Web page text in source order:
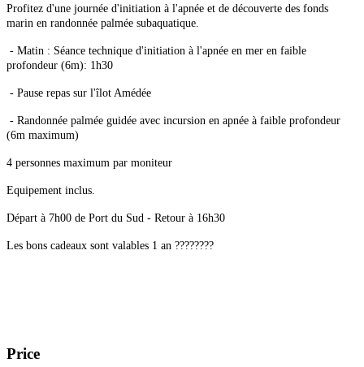
Profitez d'une journée d'initiation à l'apnée et de découverte des fonds
marin en randonnée palmée subaquatique.
- Matin : Séance technique d'initiation à l'apnée en mer en faible
profondeur (6m): 1h30
- Pause repas sur l'îlot Amédée
- Randonnée palmée guidée avec incursion en apnée à faible profondeur
(6m maximum)
4 personnes maximum par moniteur
Equipement inclus.
Départ à 7h00 de Port du Sud - Retour à 16h30
Les bons cadeaux sont valables 1 an ????????
Price